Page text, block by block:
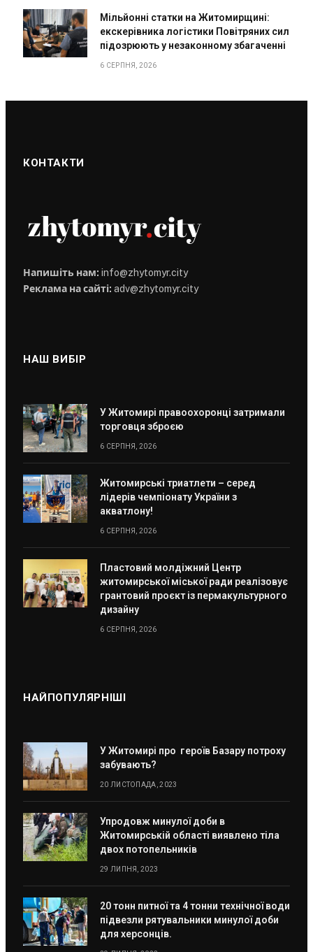
Мільйонні статки на Житомирщині:
екскерівника логістики Повітряних сил
підозрюють у незаконному збагаченні
6 СЕРПНЯ, 2026
КОНТАКТИ
Напишіть нам: info@zhytomyr.city
Реклама на сайті: adv@zhytomyr.city
НАШ ВИБІР
У Житомирі правоохоронці затримали
торговця зброєю
6 СЕРПНЯ, 2026
Житомирські триатлети – серед
лідерів чемпіонату України з
акватлону!
6 СЕРПНЯ, 2026
Пластовий молдіжний Центр
житомирської міської ради реалізовує
грантовий проєкт із пермакультурного
дизайну
6 СЕРПНЯ, 2026
НАЙПОПУЛЯРНІШІ
У Житомирі про героїв Базару потроху
забувають?
20 ЛИСТОПАДА, 2023
Упродовж минулої доби в
Житомирській області виявлено тіла
двох потопельників
29 ЛИПНЯ, 2023
20 тонн питної та 4 тонни технічної води
підвезли рятувальники минулої доби
для херсонців.